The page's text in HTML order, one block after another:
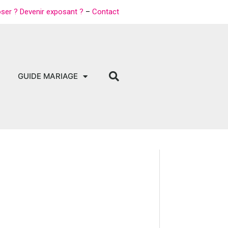
? Devenir exposant ? – Contact
GUIDE MARIAGE